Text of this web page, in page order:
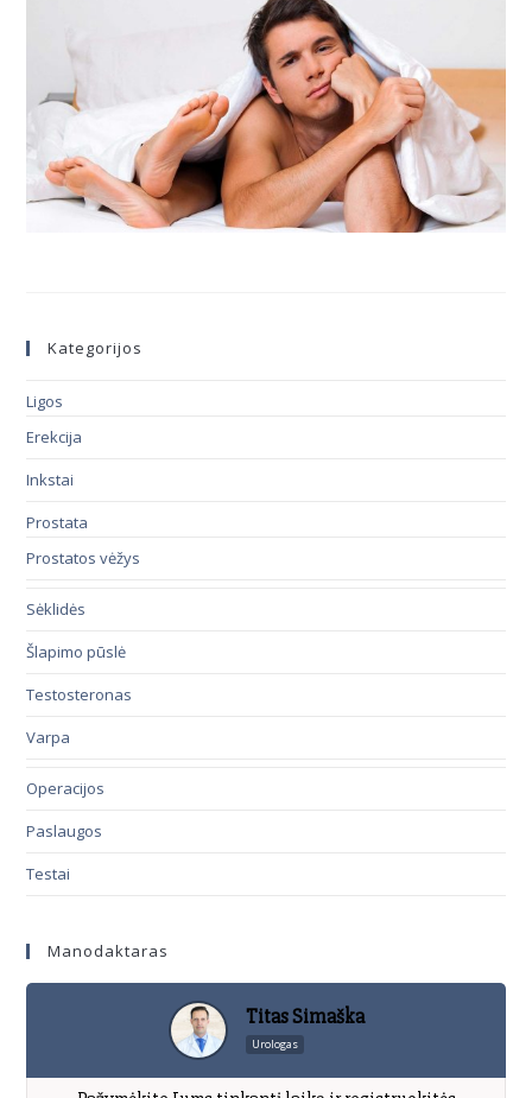
Kategorijos
Ligos
Erekcija
Inkstai
Prostata
Prostatos vėžys
Sėklidės
Šlapimo pūslė
Testosteronas
Varpa
Operacijos
Paslaugos
Testai
Manodaktaras
Titas Simaška
Urologas